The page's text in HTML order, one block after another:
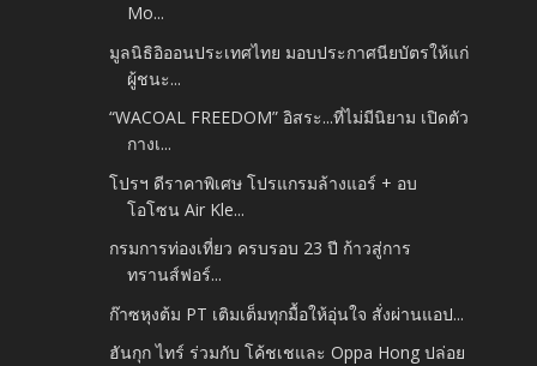
Mo...
มูลนิธิอิออนประเทศไทย มอบประกาศนียบัตรให้แก่
ผู้ชนะ...
“WACOAL FREEDOM” อิสระ...ที่ไม่มีนิยาม เปิดตัว
กางเ...
โปรฯ ดีราคาพิเศษ โปรแกรมล้างแอร์ + อบ
โอโซน Air Kle...
กรมการท่องเที่ยว ครบรอบ 23 ปี ก้าวสู่การ
ทรานส์ฟอร์...
ก๊าซหุงต้ม PT เติมเต็มทุกมื้อให้อุ่นใจ สั่งผ่านแอป...
ฮันกุก ไทร์ ร่วมกับ โค้ชเชและ Oppa Hong ปล่อย